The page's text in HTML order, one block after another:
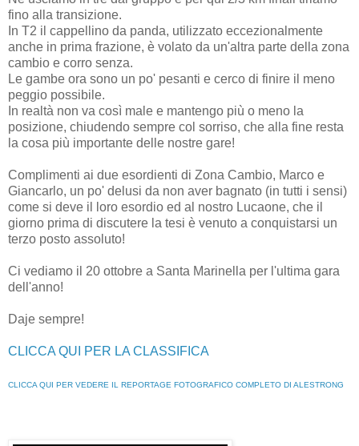
fino alla transizione.
In T2 il cappellino da panda, utilizzato eccezionalmente
anche in prima frazione, è volato da un'altra parte della zona
cambio e corro senza.
Le gambe ora sono un po' pesanti e cerco di finire il meno
peggio possibile.
In realtà non va così male e mantengo più o meno la
posizione, chiudendo sempre col sorriso, che alla fine resta
la cosa più importante delle nostre gare!
Complimenti ai due esordienti di Zona Cambio, Marco e
Giancarlo, un po' delusi da non aver bagnato (in tutti i sensi)
come si deve il loro esordio ed al nostro Lucaone, che il
giorno prima di discutere la tesi è venuto a conquistarsi un
terzo posto assoluto!
Ci vediamo il 20 ottobre a Santa Marinella per l'ultima gara
dell'anno!
Daje sempre!
CLICCA QUI PER LA CLASSIFICA
CLICCA QUI PER VEDERE IL REPORTAGE FOTOGRAFICO COMPLETO DI ALESTRONG